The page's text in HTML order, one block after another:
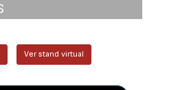
Ver stand virtual